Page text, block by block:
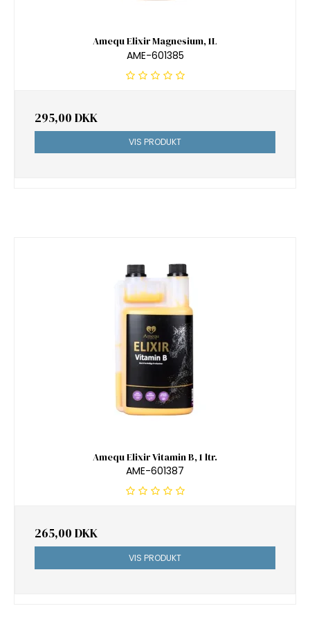
Amequ Elixir Magnesium, 1L
AME-601385
295,00 DKK
VIS PRODUKT
Amequ Elixir Vitamin B, 1 ltr.
AME-601387
265,00 DKK
VIS PRODUKT